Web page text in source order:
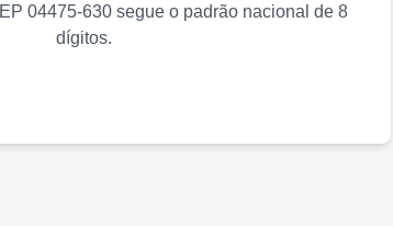
04475-630segue o padrão nacional de 8
dígitos.